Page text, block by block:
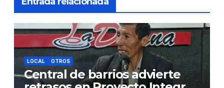
LOCAL OTROS
Central de barrios advierte